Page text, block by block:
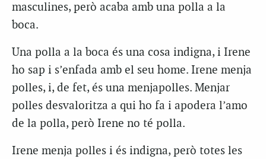
masculines, però acaba amb una polla a la
boca.
Una polla a la boca és una cosa indigna, i Irene
ho sap i s’enfada amb el seu home. Irene menja
polles, i, de fet, és una menjapolles. Menjar
polles desvaloritza a qui ho fa i apodera l’amo
de la polla, però Irene no té polla.
Irene menja polles i és indigna, però totes les